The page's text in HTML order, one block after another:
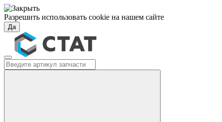
Разрешить использовать cookie на нашем сайте
Да